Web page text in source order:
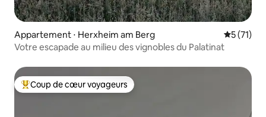
Appartement ⋅ Herxheim am Berg
5 (71)
Votre escapade au milieu des vignobles du Palatinat
Coups de cœur voyageurs les plus appréciés
Coup de cœur voyageurs